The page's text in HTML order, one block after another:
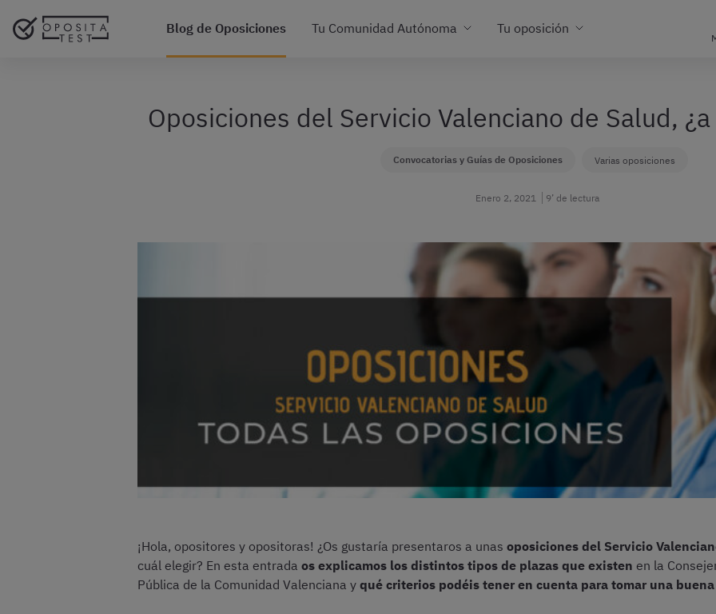
Blog de Oposiciones Tu Comunidad Autónoma Tu oposición
Oposiciones del Servicio Valenciano de Salud,
Convocatorias y Guías de Oposiciones Varias oposiciones
Enero 2, 2021 9’ de lectura
¡Hola, opositores y opositoras! ¿Os gustaría presentaros a unas oposiciones del Servicio
cuál elegir? En esta entrada os explicamos los distintos tipos de plazas que existen en la
Pública de la Comunidad Valenciana y qué criterios podéis tener en cuenta para tomar una